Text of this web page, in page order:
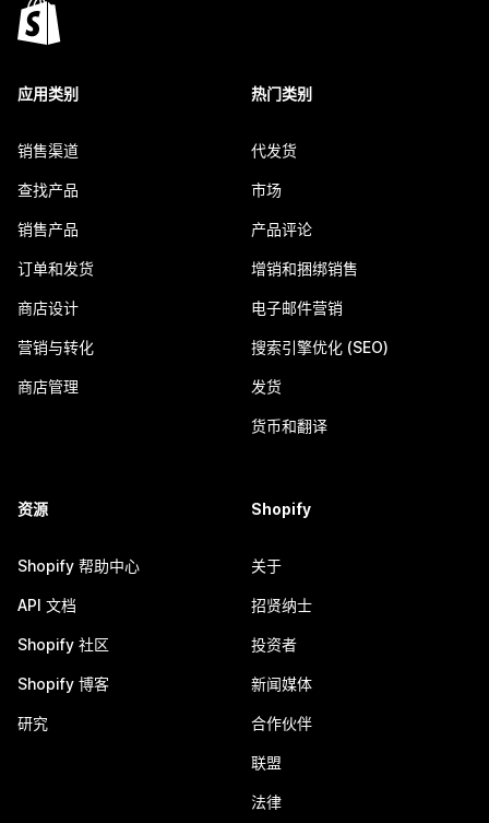
应用类别
销售渠道
查找产品
销售产品
订单和发货
商店设计
营销与转化
商店管理
热门类别
代发货
市场
产品评论
增销和捆绑销售
电子邮件营销
搜索引擎优化 (SEO)
发货
货币和翻译
资源
Shopify 帮助中心
API 文档
Shopify 社区
Shopify 博客
研究
Shopify
关于
招贤纳士
投资者
新闻媒体
合作伙伴
联盟
法律